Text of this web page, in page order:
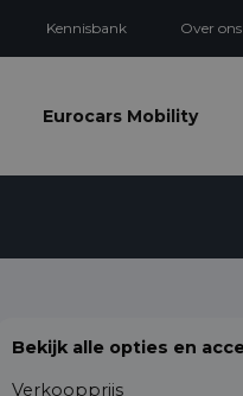
Kennisbank Over ons
Eurocars Mobility
Bekijk alle opties en
Verkoopprijs